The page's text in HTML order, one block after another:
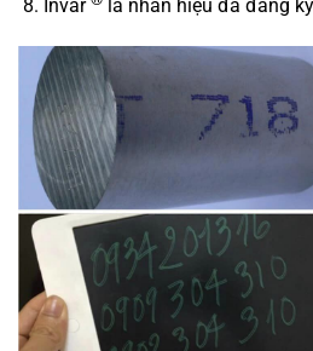
Invar
là nhãn hiệu đã đăng